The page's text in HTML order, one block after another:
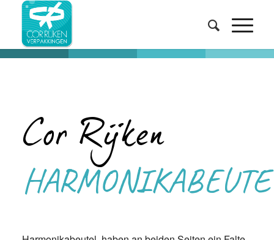
Cor Rijken